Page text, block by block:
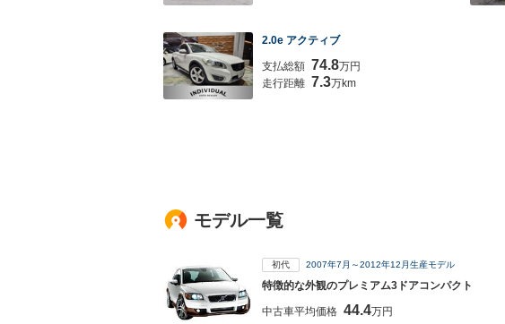
2.0e アクティブ
支払総額 74.8万円
走行距離 7.3万km
モデル一覧
初代 2007年7月～2012年12月生産モデル
特徴的な外観のプレミアム3ドアコンパクト
中古車平均価格 44.4万円